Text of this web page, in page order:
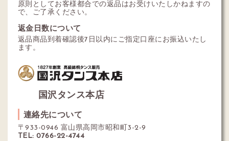
原則としてお客様都合での返品はお受けいたしかねますの
で、ご了承ください。
返金日数について
返品商品到着確認後7日以内にご指定口座にお振込いたし
ます。
国沢タンス本店
連絡先について
〒933-0946 富山県高岡市昭和町3-2-9
TEL: 0766-22-4744